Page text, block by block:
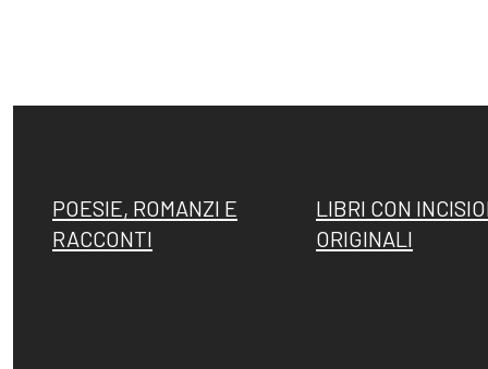
POESIE, ROMANZI E
RACCONTI
LIBRI CON
ORIGINALI